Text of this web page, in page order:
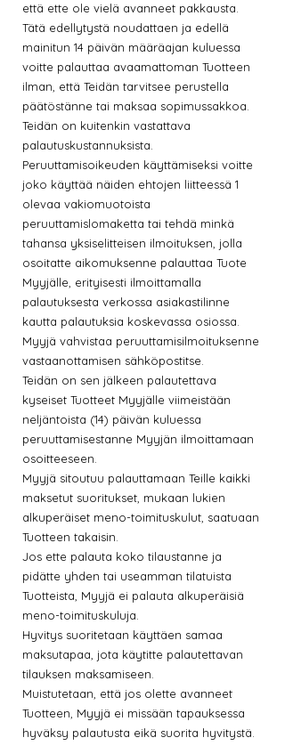
että ette ole vielä avanneet pakkausta.
Tätä edellytystä noudattaen ja edellä
mainitun 14 päivän määräajan kuluessa
voitte palauttaa avaamattoman Tuotteen
ilman, että Teidän tarvitsee perustella
päätöstänne tai maksaa sopimussakkoa.
Teidän on kuitenkin vastattava
palautuskustannuksista.
Peruuttamisoikeuden käyttämiseksi voitte
joko käyttää näiden ehtojen liitteessä 1
olevaa vakiomuotoista
peruuttamislomaketta tai tehdä minkä
tahansa yksiselitteisen ilmoituksen, jolla
osoitatte aikomuksenne palauttaa Tuote
Myyjälle, erityisesti ilmoittamalla
palautuksesta verkossa asiakastilinne
kautta palautuksia koskevassa osiossa.
Myyjä vahvistaa peruuttamisilmoituksenne
vastaanottamisen sähköpostitse.
Teidän on sen jälkeen palautettava
kyseiset Tuotteet Myyjälle viimeistään
neljäntoista (14) päivän kuluessa
peruuttamisestanne Myyjän ilmoittamaan
osoitteeseen.
Myyjä sitoutuu palauttamaan Teille kaikki
maksetut suoritukset, mukaan lukien
alkuperäiset meno-toimituskulut, saatuaan
Tuotteen takaisin.
Jos ette palauta koko tilaustanne ja
pidätte yhden tai useamman tilatuista
Tuotteista, Myyjä ei palauta alkuperäisiä
meno-toimituskuluja.
Hyvitys suoritetaan käyttäen samaa
maksutapaa, jota käytitte palautettavan
tilauksen maksamiseen.
Muistutetaan, että jos olette avanneet
Tuotteen, Myyjä ei missään tapauksessa
hyväksy palautusta eikä suorita hyvitystä.